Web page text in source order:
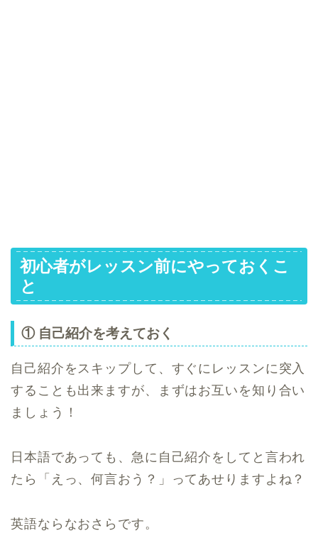
初心者がレッスン前にやっておくこ
と
① 自己紹介を考えておく
自己紹介をスキップして、すぐにレッスンに突入
することも出来ますが、まずはお互いを知り合い
ましょう！
日本語であっても、急に自己紹介をしてと言われ
たら「えっ、何言おう？」ってあせりますよね？
英語ならなおさらです。